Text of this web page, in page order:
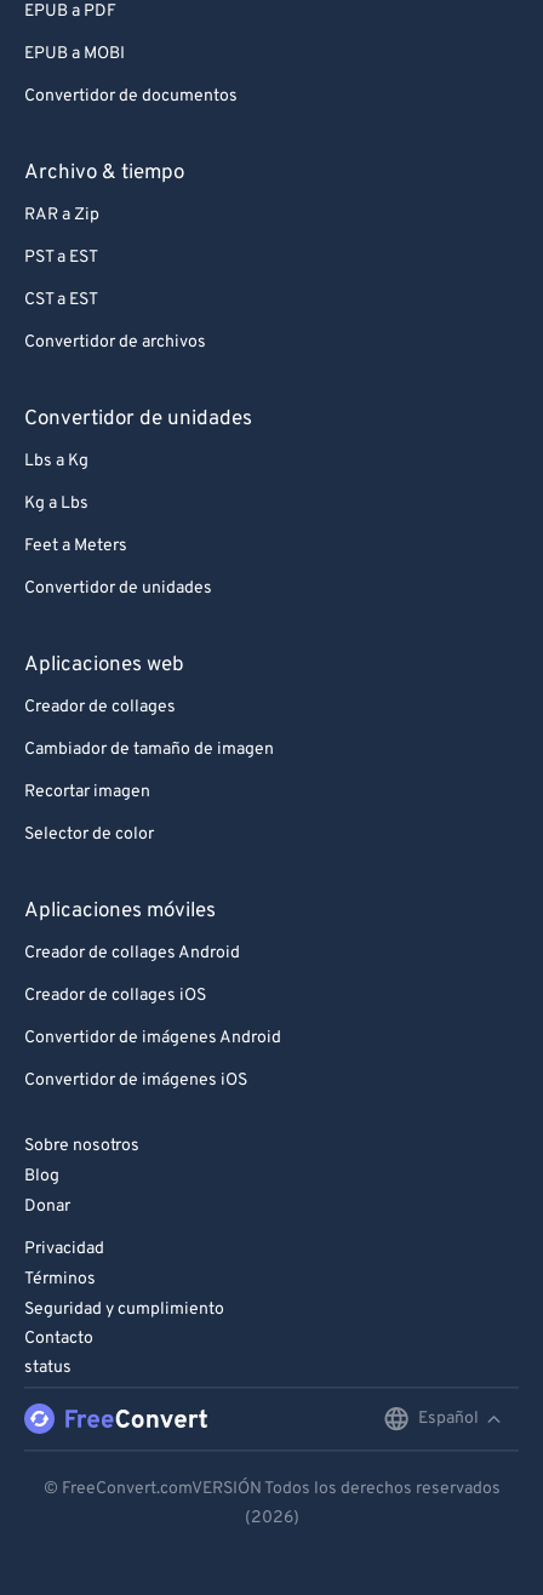
EPUB a PDF
EPUB a MOBI
Convertidor de documentos
Archivo & tiempo
RAR a Zip
PST a EST
CST a EST
Convertidor de archivos
Convertidor de unidades
Lbs a Kg
Kg a Lbs
Feet a Meters
Convertidor de unidades
Aplicaciones web
Creador de collages
Cambiador de tamaño de imagen
Recortar imagen
Selector de color
Aplicaciones móviles
Creador de collages Android
Creador de collages iOS
Convertidor de imágenes Android
Convertidor de imágenes iOS
Sobre nosotros
Blog
Donar
Privacidad
Términos
Seguridad y cumplimiento
Contacto
status
Español
Español
© FreeConvert.comVERSIÓN Todos los derechos reservados
(2026)